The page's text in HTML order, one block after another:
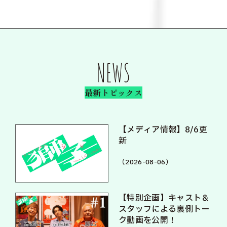
NEWS
最新トピックス
【メディア情報】8/6更
新
（2026-08-06）
【特別企画】キャスト＆
スタッフによる裏側トー
ク動画を公開！